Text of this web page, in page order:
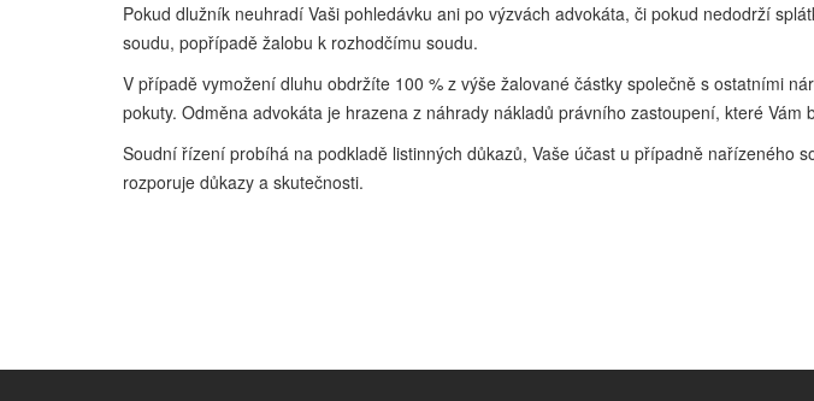
Pokud dlužník neuhradí Vaši pohledávku ani po výzvách advokáta, či pokud nedodrží
soudu, popřípadě žalobu k rozhodčímu soudu.
V případě vymožení dluhu obdržíte 100 % z výše žalované částky společně s ostatními
pokuty. Odměna advokáta je hrazena z náhrady nákladů právního zastoupení, které
Soudní řízení probíhá na podkladě listinných důkazů, Vaše účast u případně
rozporuje důkazy a skutečnosti.